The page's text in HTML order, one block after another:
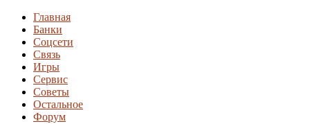
Главная
Банки
Соцсети
Связь
Игры
Сервис
Советы
Остальное
Форум